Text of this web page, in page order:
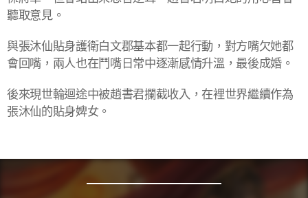
聽取意見。
與張沐仙貼身護衛白文郡基本都一起行動，對方嘴欠她都
會回嘴，兩人也在鬥嘴日常中逐漸感情升溫，最後成婚。
後來現世輪迴途中被趙書君攔截收入，在裡世界繼續作為
張沐仙的貼身婢女。